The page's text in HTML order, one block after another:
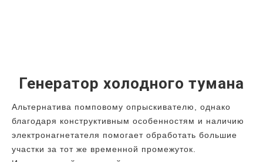
Генератор холодного тумана
Альтернатива помповому опрыскивателю, однако
благодаря конструктивным особенностям и наличию
электронагнетателя помогает обработать большие
участки за тот же временной промежуток.